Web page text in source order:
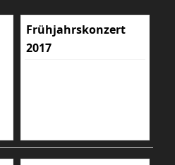
Frühjahrskonzert
2017